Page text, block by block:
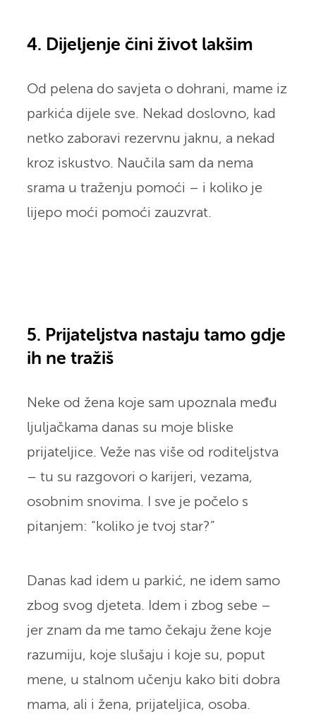
4. Dijeljenje čini život lakšim
Od pelena do savjeta o dohrani, mame iz
parkića dijele sve. Nekad doslovno, kad
netko zaboravi rezervnu jaknu, a nekad
kroz iskustvo. Naučila sam da nema
srama u traženju pomoći – i koliko je
lijepo moći pomoći zauzvrat.
5. Prijateljstva nastaju tamo gdje
ih ne tražiš
Neke od žena koje sam upoznala među
ljuljačkama danas su moje bliske
prijateljice. Veže nas više od roditeljstva
– tu su razgovori o karijeri, vezama,
osobnim snovima. I sve je počelo s
pitanjem: “koliko je tvoj star?”
Danas kad idem u parkić, ne idem samo
zbog svog djeteta. Idem i zbog sebe –
jer znam da me tamo čekaju žene koje
razumiju, koje slušaju i koje su, poput
mene, u stalnom učenju kako biti dobra
mama, ali i žena, prijateljica, osoba.